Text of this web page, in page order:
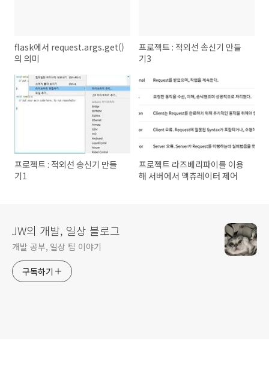
flask에서 request.args.get()
의 의미
프로젝트 : 적외선 송신기 만들
기3
프로젝트 : 적외선 송신기 만들
기1
프로젝트 라즈베리파이를 이용
해 서버에서 액츄레이터 제어
JW의 개발, 일상 블로그
개발 공부, 일상 팁 이야기
구독하기